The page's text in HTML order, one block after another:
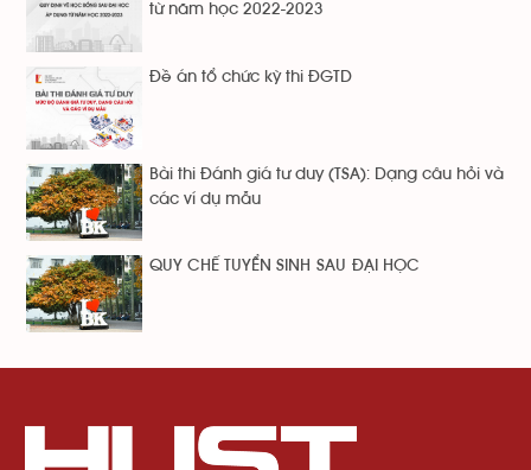
từ năm học 2022-2023
Đề án tổ chức kỳ thi ĐGTD
Bài thi Đánh giá tư duy (TSA): Dạng câu hỏi và
các ví dụ mẫu
QUY CHẾ TUYỂN SINH SAU ĐẠI HỌC